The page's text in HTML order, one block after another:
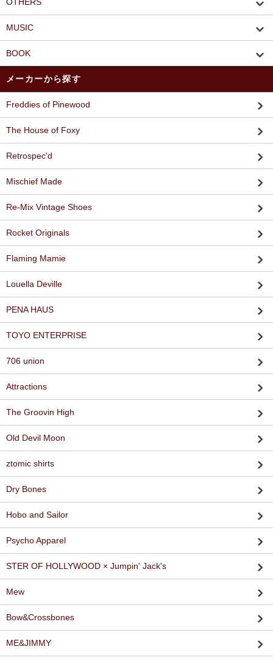
MUSIC
BOOK
メーカーから探す
Freddies of Pinewood
The House of Foxy
Retrospec'd
Mischief Made
Re-Mix Vintage Shoes
Rocket Originals
Flaming Mamie
Louella Deville
PENA HAUS
TOYO ENTERPRISE
706 union
Attractions
The Groovin High
Old Devil Moon
ztomic shirts
Dry Bones
Hobo and Sailor
Psycho Apparel
STER OF HOLLYWOOD × Jumpin' Jack's
Mew
Bow&Crossbones
ME&JIMMY